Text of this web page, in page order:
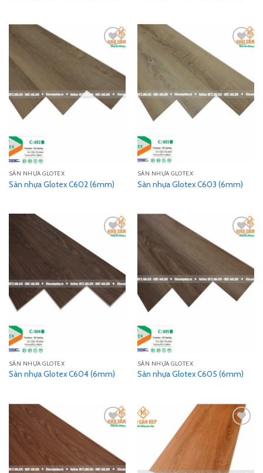
to
wishlist
SÀN NHỰA GLOTEX
Sàn nhựa Glotex C602 (6mm)
wishlist
SÀN NHỰA GLOTEX
Sàn nhựa Glotex C603 (6mm)
wishlist
SÀN NHỰA GLOTEX
Sàn nhựa Glotex C604 (6mm)
wishlist
SÀN NHỰA GLOTEX
Sàn nhựa Glotex C605 (6mm)
wishlist
Add
to
wishlist